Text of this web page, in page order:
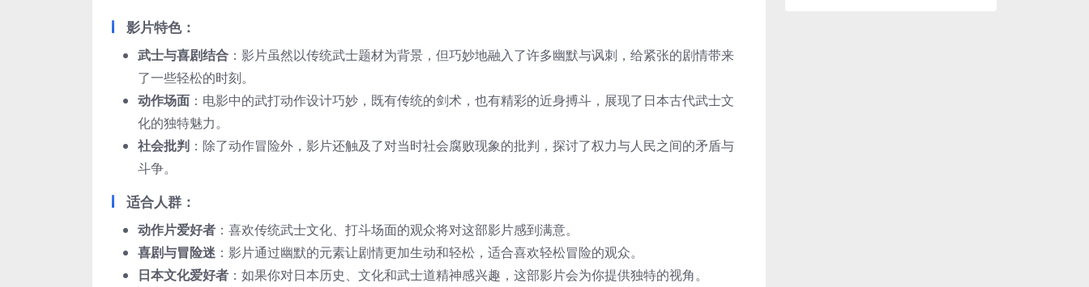
影片特色：
武士与喜剧结合 ：影片虽然以传统武士题材为背景，但巧妙地融入了许多幽默与讽刺，给紧张的剧情带来
了一些轻松的时刻。
动作场面 ：电影中的武打动作设计巧妙，既有传统的剑术，也有精彩的近身搏斗，展现了日本古代武士文
化的独特魅力。
社会批判 ：除了动作冒险外，影片还触及了对当时社会腐败现象的批判，探讨了权力与人民之间的矛盾与
斗争。
适合人群：
动作片爱好者 ：喜欢传统武士文化、打斗场面的观众将对这部影片感到满意。
喜剧与冒险迷 ：影片通过幽默的元素让剧情更加生动和轻松，适合喜欢轻松冒险的观众。
日本文化爱好者 ：如果你对日本历史、文化和武士道精神感兴趣，这部影片会为你提供独特的视角。